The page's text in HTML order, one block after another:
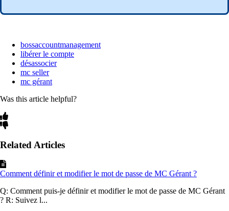
bossaccountmanagement
libérer le compte
désassocier
mc seller
mc gérant
Was this article helpful?
Related Articles
Comment définir et modifier le mot de passe de MC Gérant ?
Q: Comment puis-je définir et modifier le mot de passe de MC Gérant
? R: Suivez l...